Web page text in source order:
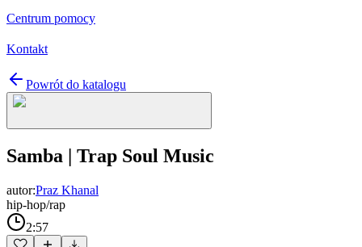
Centrum pomocy
Kontakt
Powrót do katalogu
Samba | Trap Soul Music
autor:Praz Khanal
hip-hop/rap
2:57